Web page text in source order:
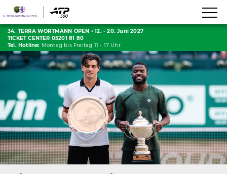
34. TERRA WORTMANN OPEN • 12. - 20. Juni 2027
TICKET CENTER 05201 81 80
Tel. Hotline: Montag bis Freitag 11 - 17 Uhr